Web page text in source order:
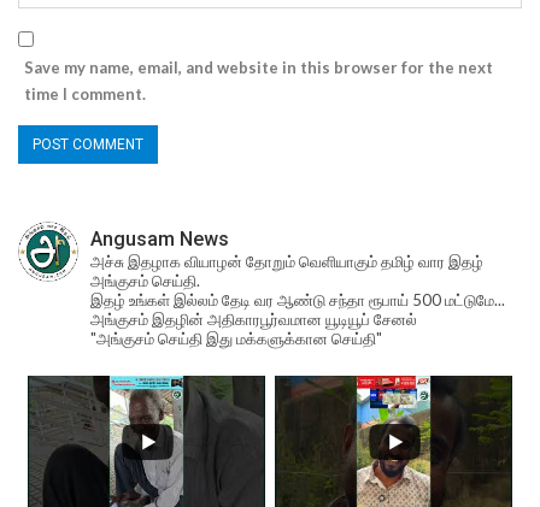
Save my name, email, and website in this browser for the next
time I comment.
Angusam News
அச்சு இதழாக வியாழன் தோறும் வெளியாகும் தமிழ் வார இதழ்
அங்குசம் செய்தி.
இதழ் உங்கள் இல்லம் தேடி வர ஆண்டு சந்தா ரூபாய் 500 மட்டுமே...
அங்குசம் இதழின் அதிகாரபூர்வமான யூடியூப் சேனல்
"அங்குசம் செய்தி இது மக்களுக்கான செய்தி"